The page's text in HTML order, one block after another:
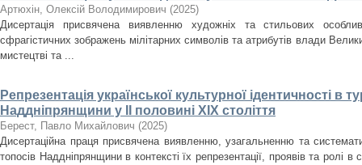
Артюхін, Олексій Володимирович (2025)
Дисертація присвячена виявленню художніх та стильових
сфрагістичних зображень мілітарних символів та атрибутів влади
мистецтві та ...
Репрезентація української культурної ідентичності в
Наддніпрянщини у ІІ половині XIX століття
Берест, Павло Михайлович (2025)
Дисертаційна праця присвячена виявленню, узагальненню та
топосів Наддніпрянщини в контексті їх репрезентації, проявів та ролі в